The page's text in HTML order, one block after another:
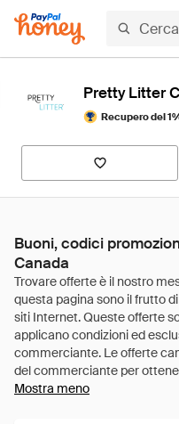
Pretty Litter
Recupero del
Buoni, codici
Canada
Mostra meno